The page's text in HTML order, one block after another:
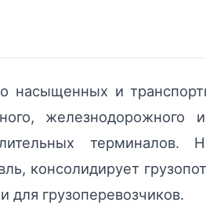
насыщенных и
железнодорожного и
терминалов.
консолидирует
для грузоперевозчиков.